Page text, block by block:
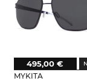
MYKITA
495,00 €